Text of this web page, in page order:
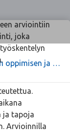
Opiskelijan oppimisen ja osaamisen arviointi
arviointiin
joka
ja tapoja
Arvioinnilla